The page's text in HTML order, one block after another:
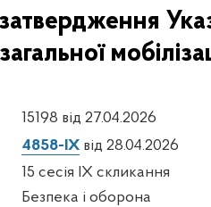
15198 від 27.04.2026
4858-IX від 28.04.2026
15 сесія IX скликання
Безпека і оборона